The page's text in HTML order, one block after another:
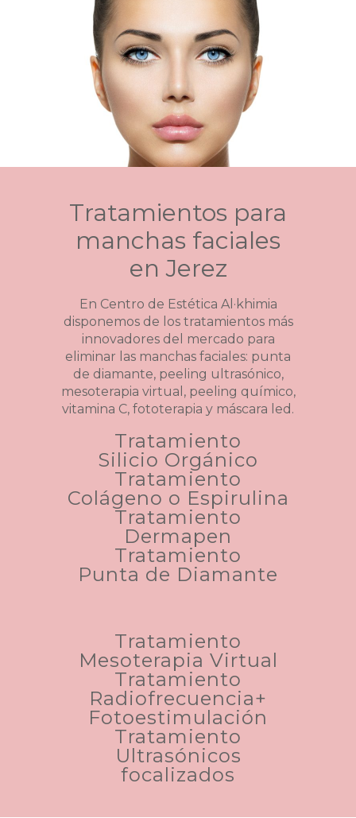
Tratamientos para
manchas faciales
en Jerez
En Centro de Estética Al·khimia
disponemos de los tratamientos más
innovadores del mercado para
eliminar las manchas faciales: punta
de diamante, peeling ultrasónico,
mesoterapia virtual, peeling químico,
vitamina C, fototerapia y máscara led.
Tratamiento
Silicio Orgánico
Tratamiento
Colágeno o Espirulina
Tratamiento
Dermapen
Tratamiento
Punta de Diamante
Tratamiento
Mesoterapia Virtual
Tratamiento
Radiofrecuencia+
Fotoestimulación
Tratamiento
Ultrasónicos
focalizados